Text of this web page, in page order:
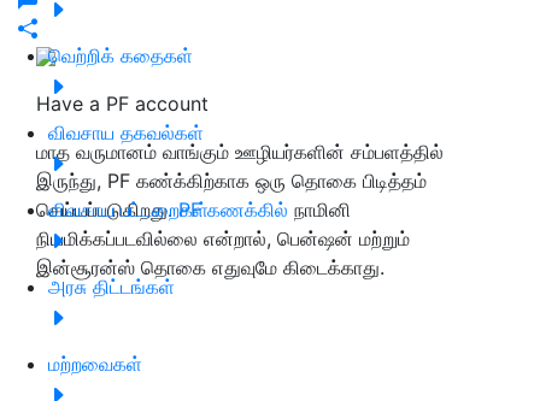
வெற்றிக் கதைகள்
விவசாய தகவல்கள்
விவசாய பட்டறைகள்
அரசு திட்டங்கள்
மற்றவைகள்
Have a PF account
மாத வருமானம் வாங்கும் ஊழியர்களின் சம்பளத்தில்
இருந்து, PF கண்க்கிற்காக ஒரு தொகை பிடித்தம்
செய்யப்படுகிறது.PF கணக்கில் நாமினி
நியமிக்கப்படவில்லை என்றால், பென்ஷன் மற்றும்
இன்சூரன்ஸ் தொகை எதுவுமே கிடைக்காது.